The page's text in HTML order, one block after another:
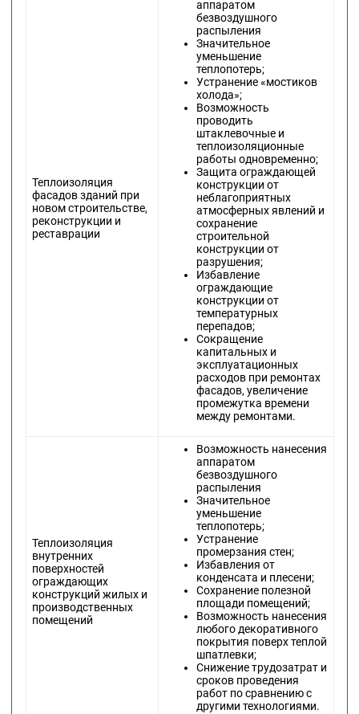
Теплоизоляция
фасадов зданий при
новом строительстве,
реконструкции и
реставрации
аппаратом
безвоздушного
распыления
Значительное
уменьшение
теплопотерь;
Устранение «мостиков
холода»;
Возможность
проводить
штаклевочные и
теплоизоляционные
работы одновременно;
Защита ограждающей
конструкции от
неблагоприятных
атмосферных явлений и
сохранение
строительной
конструкции от
разрушения;
Избавление
ограждающие
конструкции от
температурных
перепадов;
Сокращение
капитальных и
эксплуатационных
расходов при ремонтах
фасадов, увеличение
промежутка времени
между ремонтами.
Теплоизоляция
внутренних
поверхностей
ограждающих
конструкций жилых и
производственных
помещений
Возможность нанесения
аппаратом
безвоздушного
распыления
Значительное
уменьшение
теплопотерь;
Устранение
промерзания стен;
Избавления от
конденсата и плесени;
Сохранение полезной
площади помещений;
Возможность нанесения
любого декоративного
покрытия поверх теплой
шпатлевки;
Снижение трудозатрат и
сроков проведения
работ по сравнению с
другими технологиями.